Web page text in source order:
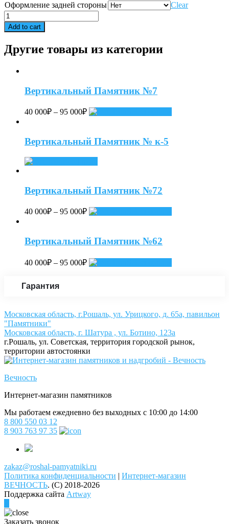
Оформление задней стороны
Clear
Вертикальный
Памятник
№6
Add to cart
Другие товары из категории
Вертикальный Памятник №7
40 000₽ – 95 000₽
Вертикальный Памятник № к-5
Вертикальный Памятник №72
40 000₽ – 95 000₽
Вертикальный Памятник №62
40 000₽ – 95 000₽
Гарантия
Московская область, г.Рошаль, ул. Урицкого, д. 65а, павильон
"Памятники"
Московская область, г. Шатура , ул. Ботино, 123а
г.Рошаль, ул. Советская, территория городской рынок,
территории автостоянки
Вечность
Интернет-магазин памятников
Мы работаем ежедневно без выходных с 10:00 до 14:00
8 800 550 03 12
8 903 763 97 35
zakaz@roshal-pamyatniki.ru
Политика конфиденциальности | Интернет-магазин
ВЕЧНОСТЬ. (C) 2018-2026
Поддержка сайта Artway
Заказать звонок